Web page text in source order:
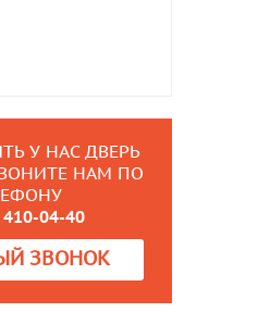
У НАС ДВЕРЬ
НАМ ПО
410-04-40
ЗВОНОК